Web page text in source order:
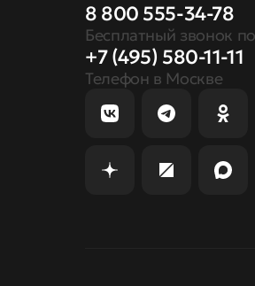
8 800 555-34-78
Бесплатный звонок
+7 (495) 580-11-11
Телефон в Москве